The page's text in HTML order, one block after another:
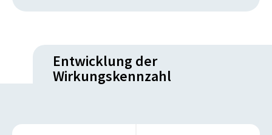
Entwicklung der
Wirkungskennzahl